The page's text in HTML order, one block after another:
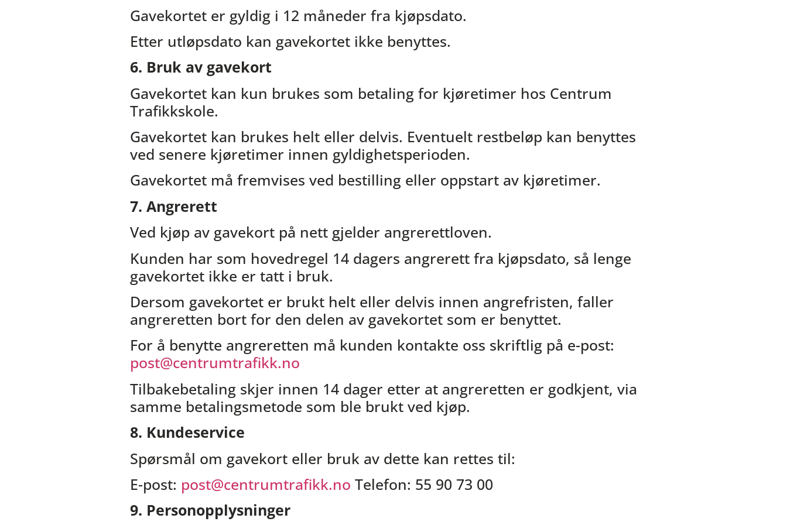
Gavekortet er gyldig i 12 måneder fra kjøpsdato.
Etter utløpsdato kan gavekortet ikke benyttes.
6. Bruk av gavekort
Gavekortet kan kun brukes som betaling for kjøretimer hos Centrum
Trafikkskole.
Gavekortet kan brukes helt eller delvis. Eventuelt restbeløp kan benyttes
ved senere kjøretimer innen gyldighetsperioden.
Gavekortet må fremvises ved bestilling eller oppstart av kjøretimer.
7. Angrerett
Ved kjøp av gavekort på nett gjelder angrerettloven.
Kunden har som hovedregel 14 dagers angrerett fra kjøpsdato, så lenge
gavekortet ikke er tatt i bruk.
Dersom gavekortet er brukt helt eller delvis innen angrefristen, faller
angreretten bort for den delen av gavekortet som er benyttet.
For å benytte angreretten må kunden kontakte oss skriftlig på e-post:
post@centrumtrafikk.no
Tilbakebetaling skjer innen 14 dager etter at angreretten er godkjent, via
samme betalingsmetode som ble brukt ved kjøp.
8. Kundeservice
Spørsmål om gavekort eller bruk av dette kan rettes til:
E-post: post@centrumtrafikk.no Telefon: 55 90 73 00
9. Personopplysninger